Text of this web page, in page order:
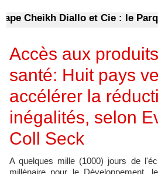
Cheikh Diallo et Cie : le
Accès aux
santé: Huit pays
accélérer la
inégalités, selon
Coll Seck
A quelques mille (1000) jours de
millénaire pour le Développement,